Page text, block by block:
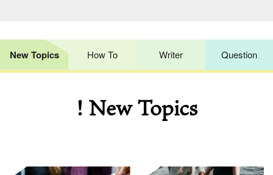
New Topics How To Writer Question
! New Topics